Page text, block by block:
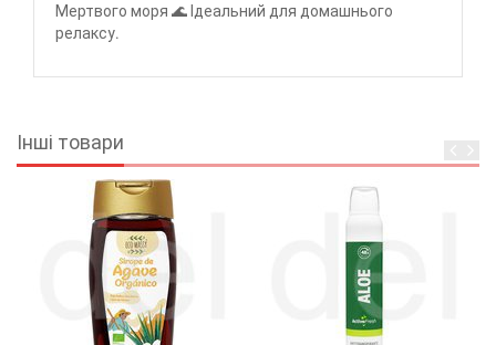
Мертвого моря 🌊 Ідеальний для домашнього
релаксу.
Інші товари